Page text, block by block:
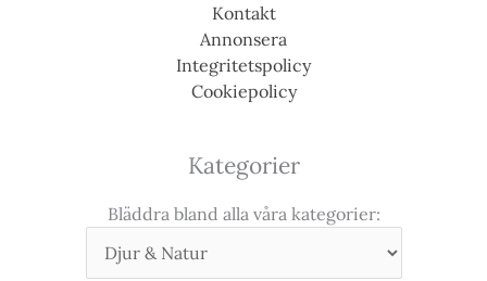
Kontakt
Annonsera
Integritetspolicy
Cookiepolicy
Kategorier
Bläddra bland alla våra kategorier: